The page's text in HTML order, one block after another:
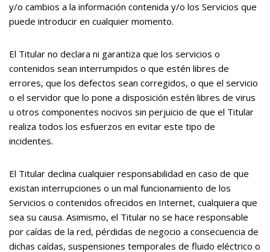
y/o cambios a la información contenida y/o los Servicios que
puede introducir en cualquier momento.
El Titular no declara ni garantiza que los servicios o
contenidos sean interrumpidos o que estén libres de
errores, que los defectos sean corregidos, o que el servicio
o el servidor que lo pone a disposición estén libres de virus
u otros componentes nocivos sin perjuicio de que el Titular
realiza todos los esfuerzos en evitar este tipo de
incidentes.
El Titular declina cualquier responsabilidad en caso de que
existan interrupciones o un mal funcionamiento de los
Servicios o contenidos ofrecidos en Internet, cualquiera que
sea su causa. Asimismo, el Titular no se hace responsable
por caídas de la red, pérdidas de negocio a consecuencia de
dichas caídas, suspensiones temporales de fluido eléctrico o